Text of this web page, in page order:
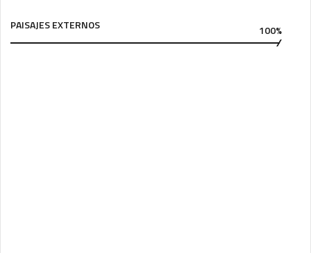
PAISAJES EXTERNOS 100%